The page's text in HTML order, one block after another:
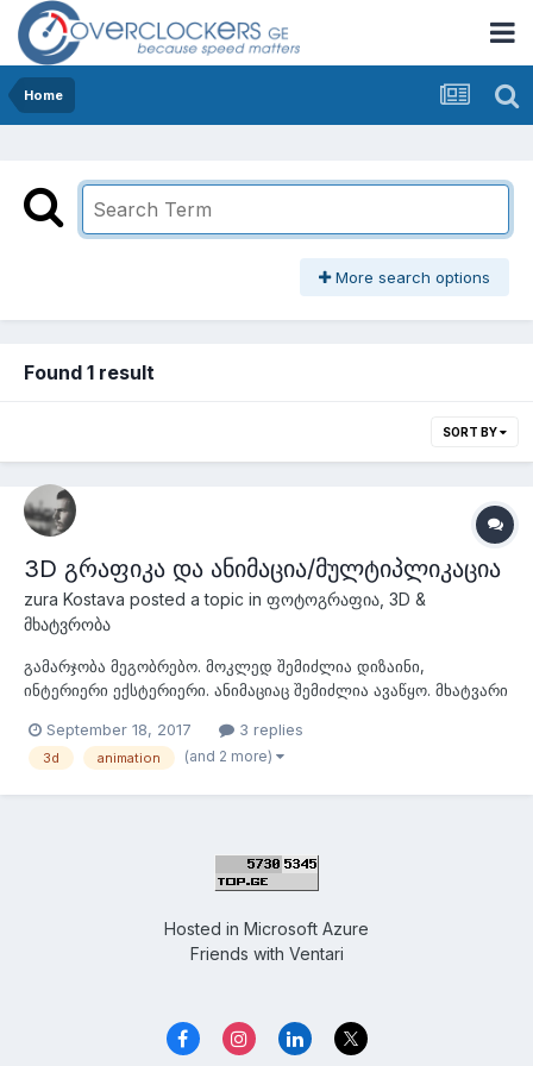
Home
More search options
Found 1 result
SORT BY
3D გრაფიკა და ანიმაცია/მულტიპლიკაცია
zura Kostava posted a topic in ფოტოგრაფია, 3D &
მხატვრობა
გამარჯობა მეგობრებო. მოკლედ შემიძლია დიზაინი,
ინტერიერი ექსტერიერი. ანიმაციაც შემიძლია ავაწყო. მხატვარი
ნახატების 3D გაცოცხლებაზე, ანიმაციების აწყობაზე. ცოტა
კომუნისტური აზროვნების ხალხია და ფული ყველაფერში
September 18, 2017 3 replies
3d animation (and 2 more)
Hosted in Microsoft Azure
Friends with Ventari